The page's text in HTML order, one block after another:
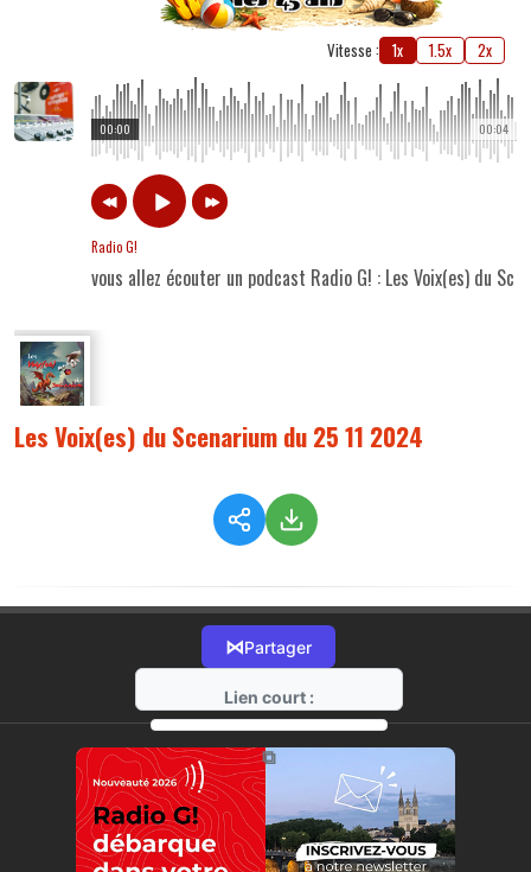
Vitesse : 1x 1.5x 2x
00:04
00:00
Radio G!
vous allez écouter un podcast Radio G! : Les Voix(es) du
Les Voix(es) du Scenarium du 25 11 2024
⋈Partager
Lien court :
https://radio-g.fr?15927
⧉